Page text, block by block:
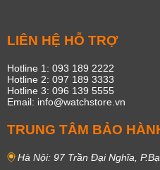
LIÊN HỆ HỖ TRỢ
Hotline 1: 093 189 2222
Hotline 2: 097 189 3333
Hotline 3: 096 139 5555
Email: info@watchstore.vn
TRUNG TÂM BẢO
Hà Nội: 97 Trần Đại Nghĩa,